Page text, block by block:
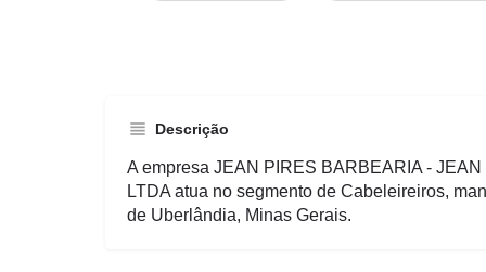
Descrição
A empresa JEAN PIRES BARBEARIA -
LTDA atua no segmento de Cabeleireiros,
de Uberlândia, Minas Gerais.